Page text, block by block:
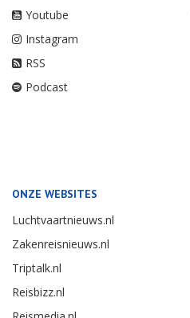
Youtube
Instagram
RSS
Podcast
ONZE WEBSITES
Luchtvaartnieuws.nl
Zakenreisnieuws.nl
Triptalk.nl
Reisbizz.nl